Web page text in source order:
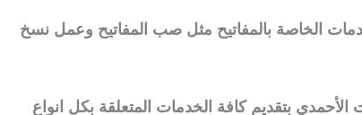
الخاصة بالمفاتيح مثل صب المفاتيح وعمل نسخ
بتقديم كافة الخدمات المتعلقة بكل انواع